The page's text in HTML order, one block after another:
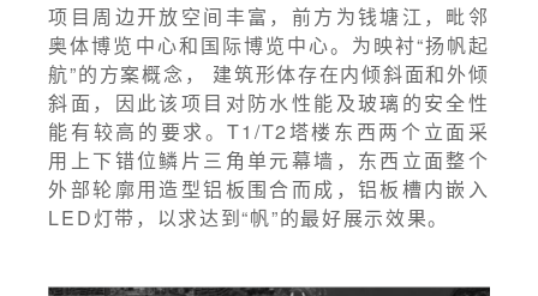
项目周边开放空间丰富，前方为钱塘江，毗邻
奥体博览中心和国际博览中心。为映衬“扬帆起
航”的方案概念， 建筑形体存在内倾斜面和外倾
斜面，因此该项目对防水性能及玻璃的安全性
能有较高的要求。T1/T2塔楼东西两个立面采
用上下错位鳞片三角单元幕墙，东西立面整个
外部轮廓用造型铝板围合而成，铝板槽内嵌入
LED灯带，以求达到“帆”的最好展示效果。